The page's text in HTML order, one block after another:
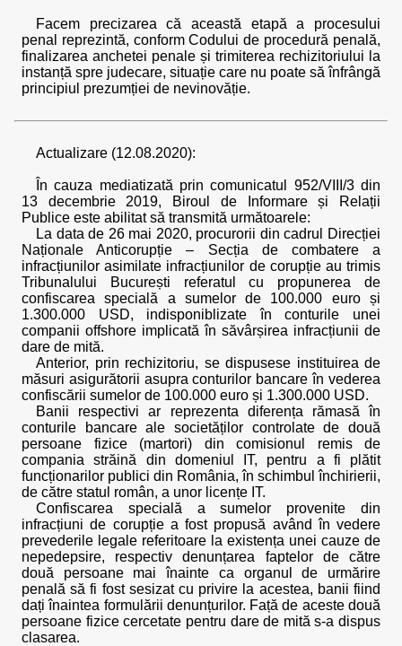
Facem precizarea că această etapă a procesului
penal reprezintă, conform Codului de procedură penală,
finalizarea anchetei penale și trimiterea rechizitoriului la
instanță spre judecare, situație care nu poate să înfrângă
principiul prezumției de nevinovăție.
Actualizare (12.08.2020):
În cauza mediatizată prin comunicatul 952/VIII/3 din
13 decembrie 2019, Biroul de Informare și Relații
Publice este abilitat să transmită următoarele:
La data de 26 mai 2020, procurorii din cadrul Direcției
Naționale Anticorupție – Secția de combatere a
infracțiunilor asimilate infracțiunilor de corupție au trimis
Tribunalului București referatul cu propunerea de
confiscarea specială a sumelor de 100.000 euro și
1.300.000 USD, indisponiblizate în conturile unei
companii offshore implicată în săvârșirea infracțiunii de
dare de mită.
Anterior, prin rechizitoriu, se dispusese instituirea de
măsuri asigurătorii asupra conturilor bancare în vederea
confiscării sumelor de 100.000 euro și 1.300.000 USD.
Banii respectivi ar reprezenta diferența rămasă în
conturile bancare ale societăților controlate de două
persoane fizice (martori) din comisionul remis de
compania străină din domeniul IT, pentru a fi plătit
funcționarilor publici din România, în schimbul închirierii,
de către statul român, a unor licențe IT.
Confiscarea specială a sumelor provenite din
infracțiuni de corupție a fost propusă având în vedere
prevederile legale referitoare la existența unei cauze de
nepedepsire, respectiv denunțarea faptelor de către
două persoane mai înainte ca organul de urmărire
penală să fi fost sesizat cu privire la acestea, banii fiind
dați înaintea formulării denunțurilor. Față de aceste două
persoane fizice cercetate pentru dare de mită s-a dispus
clasarea.